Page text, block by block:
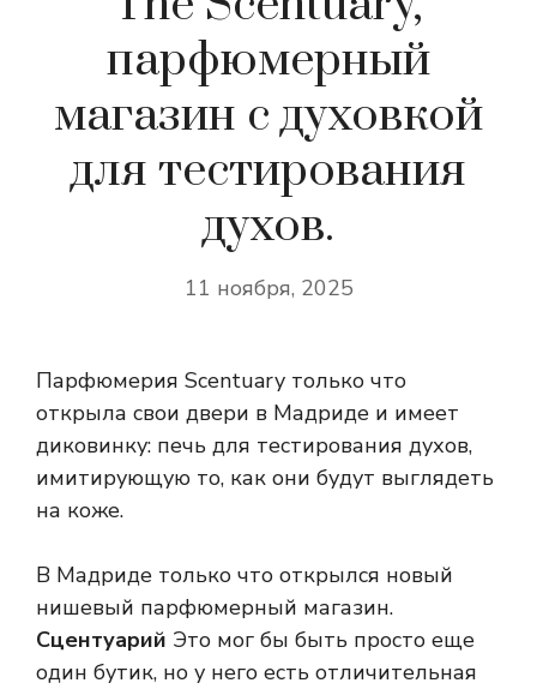
парфюмерный
магазин с духовкой
для тестирования
духов.
11 ноября, 2025
Парфюмерия Scentuary только что
открыла свои двери в Мадриде и имеет
диковинку: печь для тестирования духов,
имитирующую то, как они будут выглядеть
на коже.
В Мадриде только что открылся новый
нишевый парфюмерный магазин.
Сцентуарий Это мог бы быть просто еще
один бутик, но у него есть отличительная